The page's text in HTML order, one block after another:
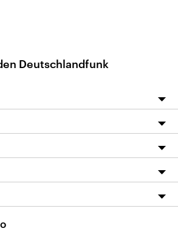
Deutschlandfunk
auf dlf.de
App